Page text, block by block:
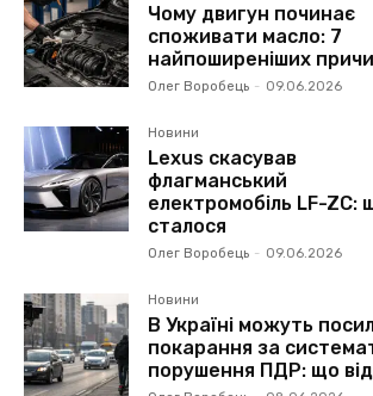
Чому двигун починає
споживати масло: 7
найпоширеніших
Олег Воробець - 09.06.2026
Новини
Lexus скасував
флагманський
електромобіль LF-ZC:
сталося
Олег Воробець - 09.06.2026
Новини
В Україні можуть
покарання за
порушення ПДР: що